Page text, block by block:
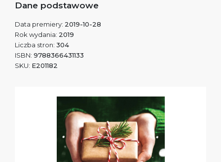
Dane podstawowe
Data premiery: 2019-10-28
Rok wydania: 2019
Liczba stron: 304
ISBN: 9788366431133
SKU: E201182